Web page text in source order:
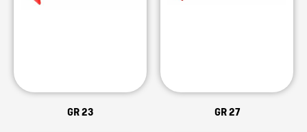
GR 23 GR 27